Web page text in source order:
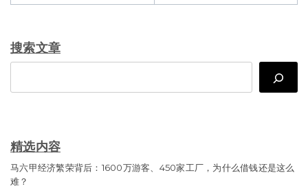
搜索文章
精选内容
马六甲经济繁荣背后：1600万游客、450家工厂，为什么借钱还是这么
难？